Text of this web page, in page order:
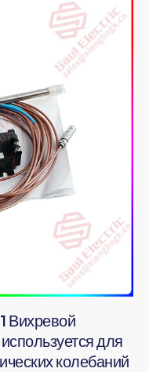
Вихревой
для
колебаний